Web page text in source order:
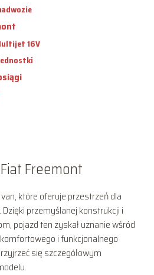
16V
Freemont
które oferuje przestrzeń dla
przemyślanej konstrukcji i
pojazd ten zyskał uznanie wśród
i funkcjonalnego
się szczegółowym